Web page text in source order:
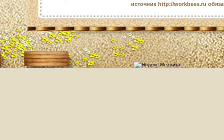
источник http://workbees.ru